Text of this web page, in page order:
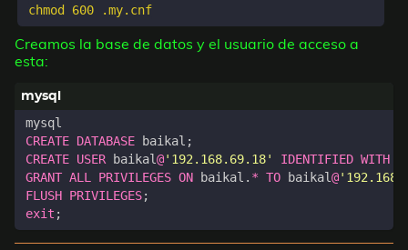
Creamos la base de datos y el usuario de acceso a
esta:
mysql
CREATE DATABASE baikal ;
CREATE USER baikal@'192.168.69.18' IDENTIFIED WITH
GRANT ALL PRIVILEGES ON baikal . * TO baikal@
FLUSH PRIVILEGES;
exit ;